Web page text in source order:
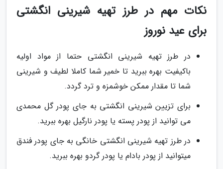
نکات مهم در طرز تهیه شیرینی انگشتی
برای عید نوروز
در طرز تهیه شیرینی انگشتی حتما از مواد اولیه
باکیفیت بهره ببرید تا خمیر شما کاملا لطیف و شیرینی
شما تا مقدار ممکن خوشمزه و ترد گردد.
برای تزیین شیرینی انگشتی به جای پودر گل محمدی
می توانید از پودر پسته یا پودر نارگیل بهره ببرید.
در طرز تهیه شیرینی انگشتی خانگی به جای پودر فندق
میتوانید از پودر بادام یا پودر گردو بهره ببرید.